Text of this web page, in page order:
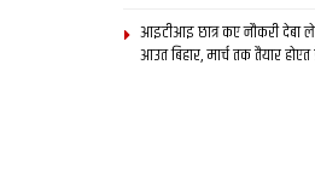
आइटीआइ छात्र कए नौकरी देबा
आउत बिहार, मार्च तक तैयार